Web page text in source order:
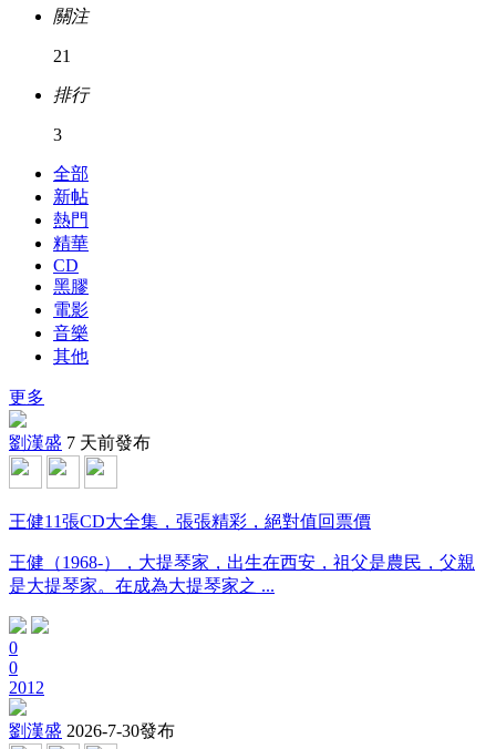
關注
21
排行
3
全部
新帖
熱門
精華
CD
黑膠
電影
音樂
其他
更多
劉漢盛 7 天前發布
王健11張CD大全集，張張精彩，絕對值回票價
王健（1968-），大提琴家，出生在西安，祖父是農民，父親
是大提琴家。在成為大提琴家之 ...
0
0
2012
劉漢盛 2026-7-30發布